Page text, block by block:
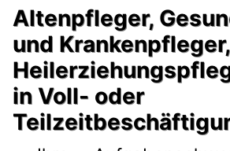
Altenpfleger,
und
in Voll- oder